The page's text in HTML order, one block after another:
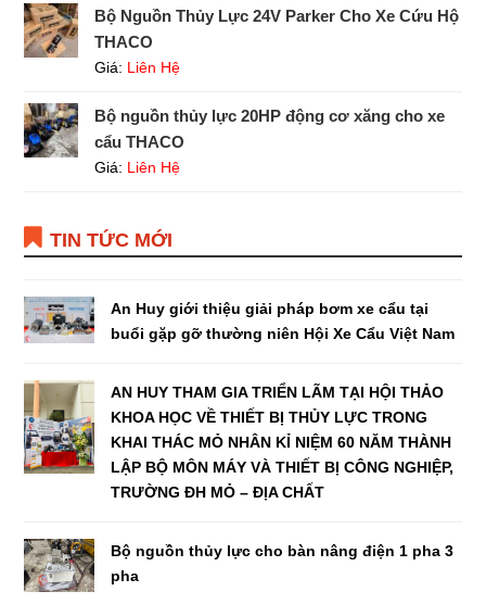
Bộ Nguồn Thủy Lực 24V Parker Cho Xe Cứu Hộ
THACO
Giá: Liên Hệ
Bộ nguồn thủy lực 20HP động cơ xăng cho xe
cẩu THACO
Giá: Liên Hệ
TIN TỨC MỚI
An Huy giới thiệu giải pháp bơm xe cẩu tại
buổi gặp gỡ thường niên Hội Xe Cẩu Việt Nam
AN HUY THAM GIA TRIỂN LÃM TẠI HỘI THẢO
KHOA HỌC VỀ THIẾT BỊ THỦY LỰC TRONG
KHAI THÁC MỎ NHÂN KỈ NIỆM 60 NĂM THÀNH
LẬP BỘ MÔN MÁY VÀ THIẾT BỊ CÔNG NGHIỆP,
TRƯỜNG ĐH MỎ – ĐỊA CHẤT
Bộ nguồn thủy lực cho bàn nâng điện 1 pha 3
pha